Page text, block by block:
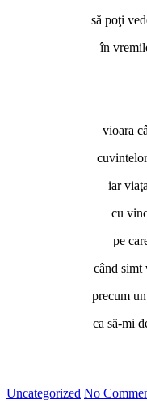
să poţi
în
vioara
iar
cu
pe
când simt
precum
ca să-mi
Uncategorized No